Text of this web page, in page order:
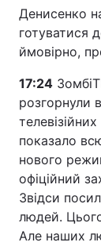
Денисенко
готуватися
ймовірно,
17:24
розгорнули
показало
нового
офіційний
Звідси
людей.
Але наших